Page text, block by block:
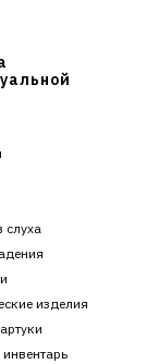
слуха
изделия